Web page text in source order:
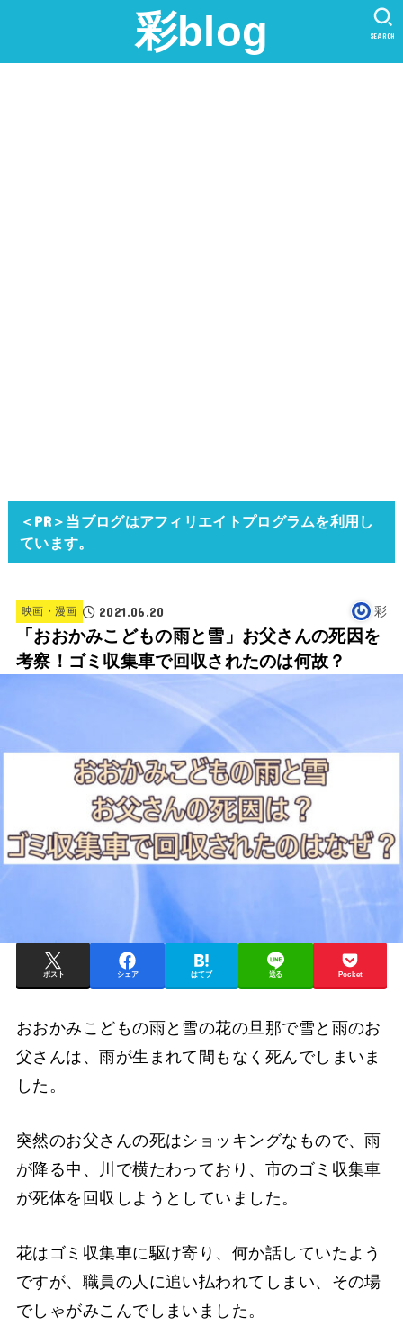
彩blog SEARCH
＜PR＞当ブログはアフィリエイトプログラムを利用し
ています。
映画・漫画 2021.06.20 彩
「おおかみこどもの雨と雪」お父さんの死因を
考察！ゴミ収集車で回収されたのは何故？
ポスト シェア はてブ 送る Pocket
おおかみこどもの雨と雪の花の旦那で雪と雨のお
父さんは、雨が生まれて間もなく死んでしまいま
した。
突然のお父さんの死はショッキングなもので、雨
が降る中、川で横たわっており、市のゴミ収集車
が死体を回収しようとしていました。
花はゴミ収集車に駆け寄り、何か話していたよう
ですが、職員の人に追い払われてしまい、その場
でしゃがみこんでしまいました。